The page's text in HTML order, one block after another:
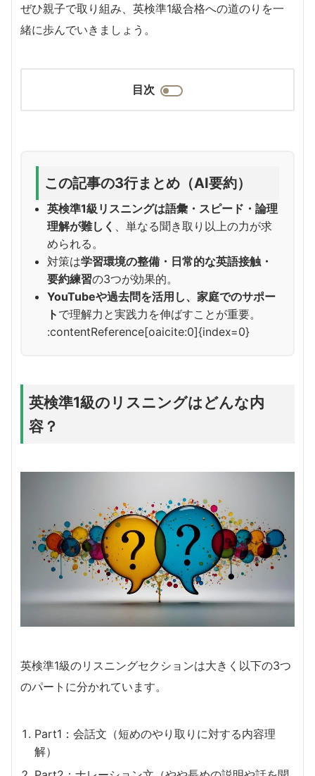
ぜひ親子で取り組み、英検準1級合格への道のりを一
緒に歩んでいきましょう。
目次
この記事の3行まとめ（AI要約）
英検準1級リスニングは語彙・スピード・論理
理解が難しく
、単なる聞き取り以上の力が求
められる。
対策は学習環境の整備・日常的な英語接触・
要約練習の3つが効果的。
YouTubeや過去問を活用し、家庭でのサポー
ト で理解力と実践力を伸ばすことが重要。
:contentReference[oaicite:0]{index=0}
英検準1級のリスニングはどんな内
容？
英検準1級のリスニングセクションは大きく以下の3つ
のパートに分かれています。
Part1：会話文（短めのやり取りに対する内容理
解）